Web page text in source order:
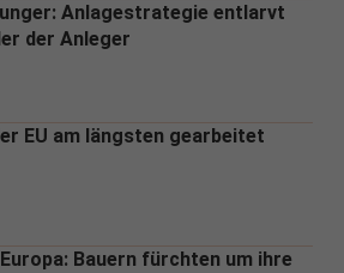
Anlagestrategie entlarvt
der Anleger
EU am längsten gearbeitet
Bauern fürchten um ihre